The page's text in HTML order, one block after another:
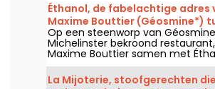
Éthanol, de fabelachtige adres
Maxime Bouttier (Géosmine*)
wijnbar en auteurentafel
Op een steenworp van
Michelinster bekroond
Maxime Bouttier samen met
wat informelere eetplek,
gedeelde schotels en een
wijnkaart. Een ambitieus adres
La Mijoterie, stoofgerechten die